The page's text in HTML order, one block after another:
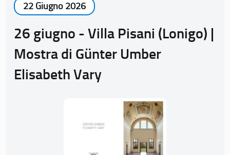
22 Giugno 2026
26 giugno - Villa Pisani (Lonigo) |
Mostra di Günter Umber
Elisabeth Vary